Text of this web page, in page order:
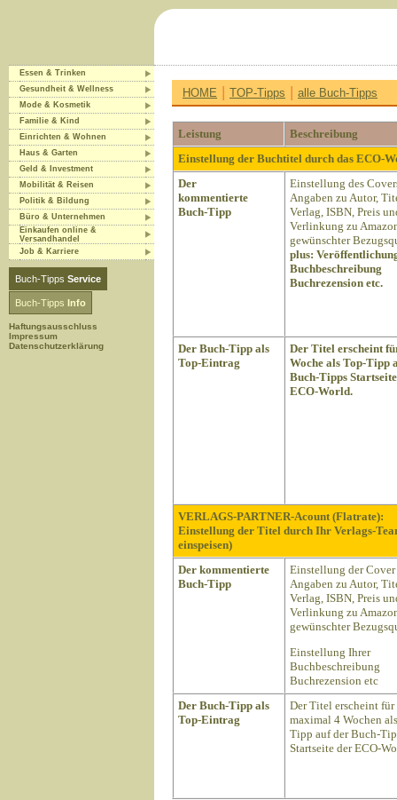
Essen & Trinken
Gesundheit & Wellness
Mode & Kosmetik
Familie & Kind
Einrichten & Wohnen
Haus & Garten
Geld & Investment
Mobilität & Reisen
Politik & Bildung
Büro & Unternehmen
Einkaufen online &
Versandhandel
Job & Karriere
Buch-Tipps Service
Buch-Tipps Info
Haftungsausschluss
Impressum
Datenschutzerklärung
HOME | TOP-Tipps | alle Buch-Tipps
Leistung
Beschreibung
Einstellung der Buchtitel durch das ECO-
Der
kommentierte
Buch-Tipp
Einstellung des
Angaben zu Autor,
Verlag, ISBN, Preis
Verlinkung zu
gewünschter
plus:
Buchbeschreibung
Buchrezension etc.
Der Buch-Tipp als
Top-Eintrag
Der Titel erscheint
Woche als Top-Tipp
Buch-Tipps
ECO-World.
VERLAGS-PARTNER-Acount (Flatrate):
Einstellung der Titel durch Ihr Verlags-
einspeisen)
Der kommentierte
Buch-Tipp
Einstellung der
Angaben zu Autor,
Verlag, ISBN, Preis
Verlinkung zu
gewünschter
Einstellung Ihrer
Buchbeschreibung
Buchrezension etc
Der Buch-Tipp als
Top-Eintrag
Der Titel erscheint für
maximal 4 Wochen
Tipp auf der Buch-
Startseite der ECO-